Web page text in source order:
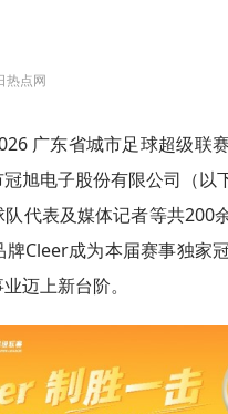
热点网
广东省城市足球超级联
旭电子股份有限公司（以
代表及媒体记者等共200
Cleer成为本届赛事独家
迈上新台阶。